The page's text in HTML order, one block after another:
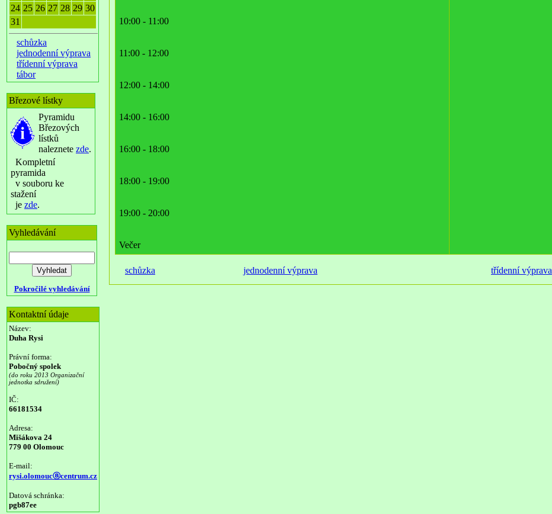
24 25 26 27 28 29 30
31
schůzka
jednodenní výprava
třídenní výprava
tábor
Březové lístky
Pyramidu
Březových
lístků
naleznete zde.
Kompletní
pyramida
v souboru ke
stažení
je zde.
Vyhledávání
Pokročilé vyhledávání
Kontaktní údaje
Název:
Duha Rysi
Právní forma:
Pobočný spolek
(do roku 2013 Organizační
jednotka sdružení)
IČ:
66181534
Adresa:
Mišákova 24
779 00 Olomouc
E-mail:
rysi.olomoucⓐcentrum.cz
Datová schránka:
pgb87ee
10:00 - 11:00
11:00 - 12:00
12:00 - 14:00
14:00 - 16:00
16:00 - 18:00
18:00 - 19:00
19:00 - 20:00
Večer
schůzka jednodenní výprava třídenní výprava